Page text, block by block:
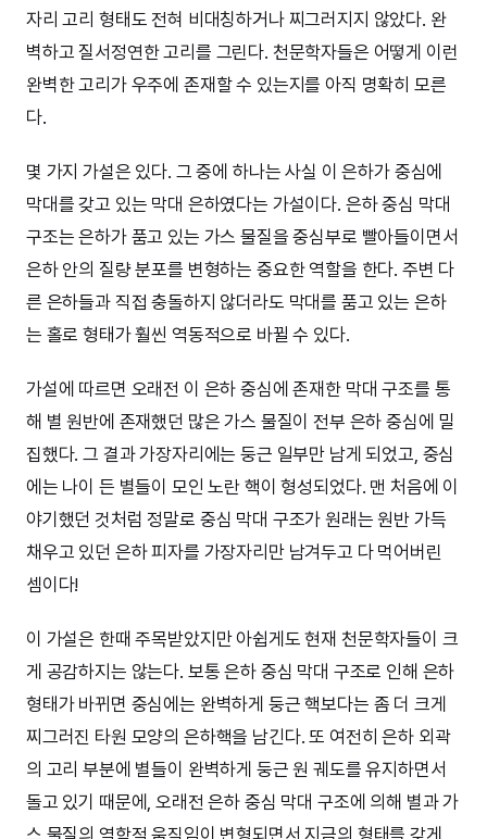
자리 고리 형태도 전혀 비대칭하거나 찌그러지지 않았다. 완
벽하고 질서정연한 고리를 그린다. 천문학자들은 어떻게 이런
완벽한 고리가 우주에 존재할 수 있는지를 아직 명확히 모른
다.
몇 가지 가설은 있다. 그 중에 하나는 사실 이 은하가 중심에
막대를 갖고 있는 막대 은하였다는 가설이다. 은하 중심 막대
구조는 은하가 품고 있는 가스 물질을 중심부로 빨아들이면서
은하 안의 질량 분포를 변형하는 중요한 역할을 한다. 주변 다
른 은하들과 직접 충돌하지 않더라도 막대를 품고 있는 은하
는 홀로 형태가 훨씬 역동적으로 바뀔 수 있다.
가설에 따르면 오래전 이 은하 중심에 존재한 막대 구조를 통
해 별 원반에 존재했던 많은 가스 물질이 전부 은하 중심에 밀
집했다. 그 결과 가장자리에는 둥근 일부만 남게 되었고, 중심
에는 나이 든 별들이 모인 노란 핵이 형성되었다. 맨 처음에 이
야기했던 것처럼 정말로 중심 막대 구조가 원래는 원반 가득
채우고 있던 은하 피자를 가장자리만 남겨두고 다 먹어버린
셈이다!
이 가설은 한때 주목받았지만 아쉽게도 현재 천문학자들이 크
게 공감하지는 않는다. 보통 은하 중심 막대 구조로 인해 은하
형태가 바뀌면 중심에는 완벽하게 둥근 핵보다는 좀 더 크게
찌그러진 타원 모양의 은하핵을 남긴다. 또 여전히 은하 외곽
의 고리 부분에 별들이 완벽하게 둥근 원 궤도를 유지하면서
돌고 있기 때문에, 오래전 은하 중심 막대 구조에 의해 별과 가